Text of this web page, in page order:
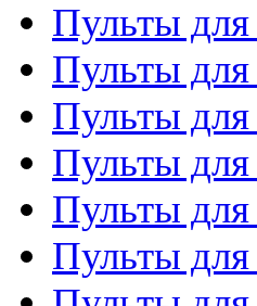
Пульты
Пульты для
Пульты для
Пульты для
Пульты
Пульты для